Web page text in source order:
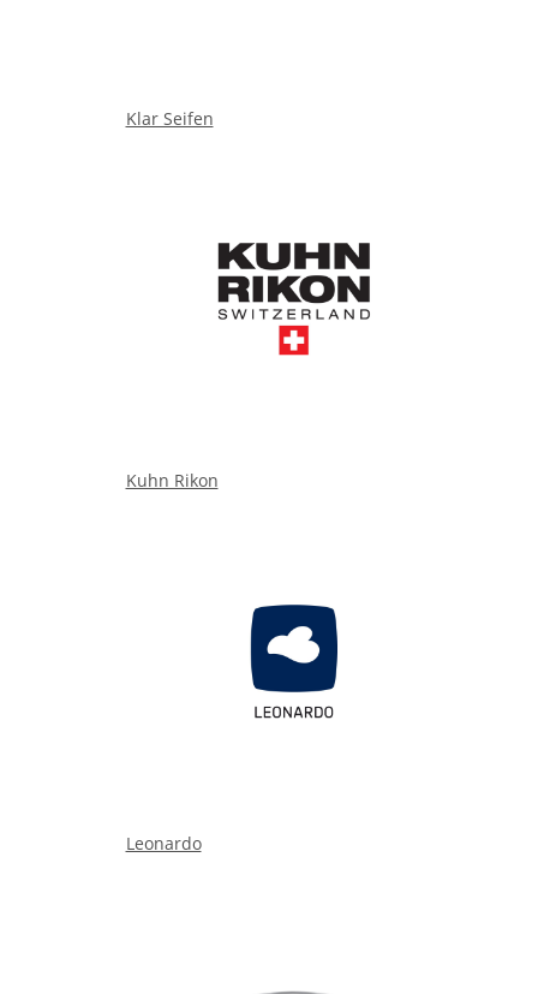
Klar Seifen
Kuhn Rikon
Leonardo